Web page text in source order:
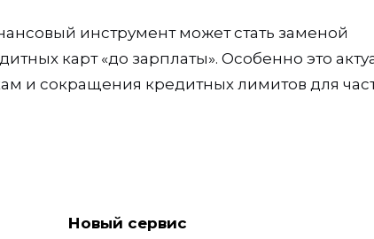
инструмент может стать заменой
карт «до зарплаты». Особенно это
и сокращения кредитных лимитов для
Новый сервис